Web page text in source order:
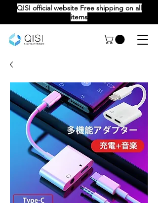
QISI official website Free shipping on all
items